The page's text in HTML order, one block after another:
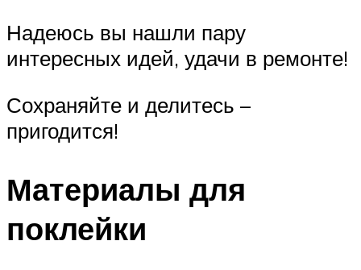
Надеюсь вы нашли пару
интересных идей, удачи в ремонте!
Сохраняйте и делитесь –
пригодится!
Материалы для
поклейки